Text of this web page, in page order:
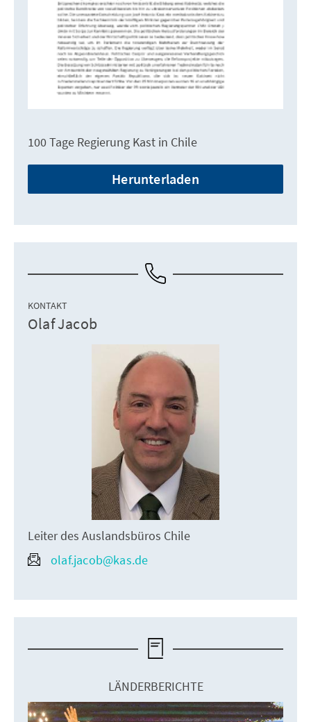
100 Tage Regierung Kast in Chile
Herunterladen
KONTAKT
Olaf Jacob
Leiter des Auslandsbüros Chile
olaf.jacob@kas.de
LÄNDERBERICHTE